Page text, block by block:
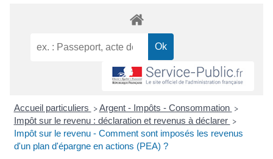
Accueil particuliers > Argent - Impôts - Consommation >
Impôt sur le revenu : déclaration et revenus à déclarer >
Impôt sur le revenu - Comment sont imposés les revenus
d'un plan d'épargne en actions (PEA) ?